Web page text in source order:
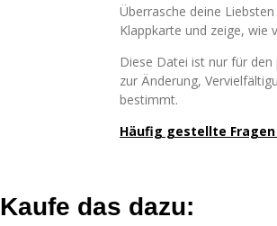
Überrasche deine
Klappkarte und zeige, wie
Diese Datei ist nur für
zur Änderung,
bestimmt.
Häufig gestellte Fragen
Kaufe das dazu: